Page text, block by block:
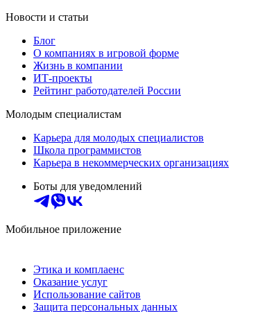
Новости и статьи
Блог
О компаниях в игровой форме
Жизнь в компании
ИТ-проекты
Рейтинг работодателей России
Молодым специалистам
Карьера для молодых специалистов
Школа программистов
Карьера в некоммерческих организациях
Боты для уведомлений
Мобильное приложение
Этика и комплаенс
Оказание услуг
Использование сайтов
Защита персональных данных